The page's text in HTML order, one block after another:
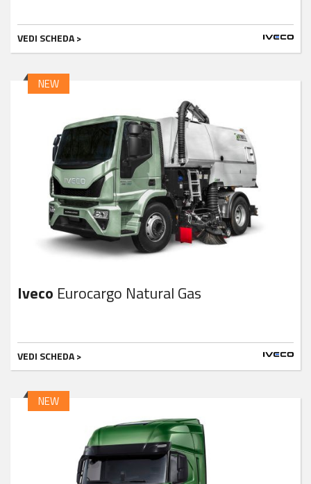
VEDI SCHEDA >
NEW
Iveco Eurocargo Natural Gas
VEDI SCHEDA >
NEW